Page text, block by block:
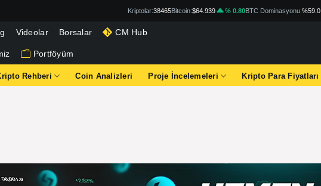
Kriptolar:38465Bitcoin:$64.939 % 0.80BTC Dominasyonu:%59.0
Videolar Borsalar CM Hub
Portföyüm
Rehberi Coin Analizleri Proje İncelemeleri Kripto Para Fiyatları